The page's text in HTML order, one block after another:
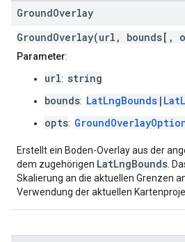
GroundOverlay
GroundOverlay(url, bounds[,
Parameter:
url: string
bounds: LatLngBounds |
opts:
Erstellt ein Boden-Overlay aus der
dem zugehörigen LatLngBounds .
Skalierung an die aktuellen Grenzen
Verwendung der aktuellen